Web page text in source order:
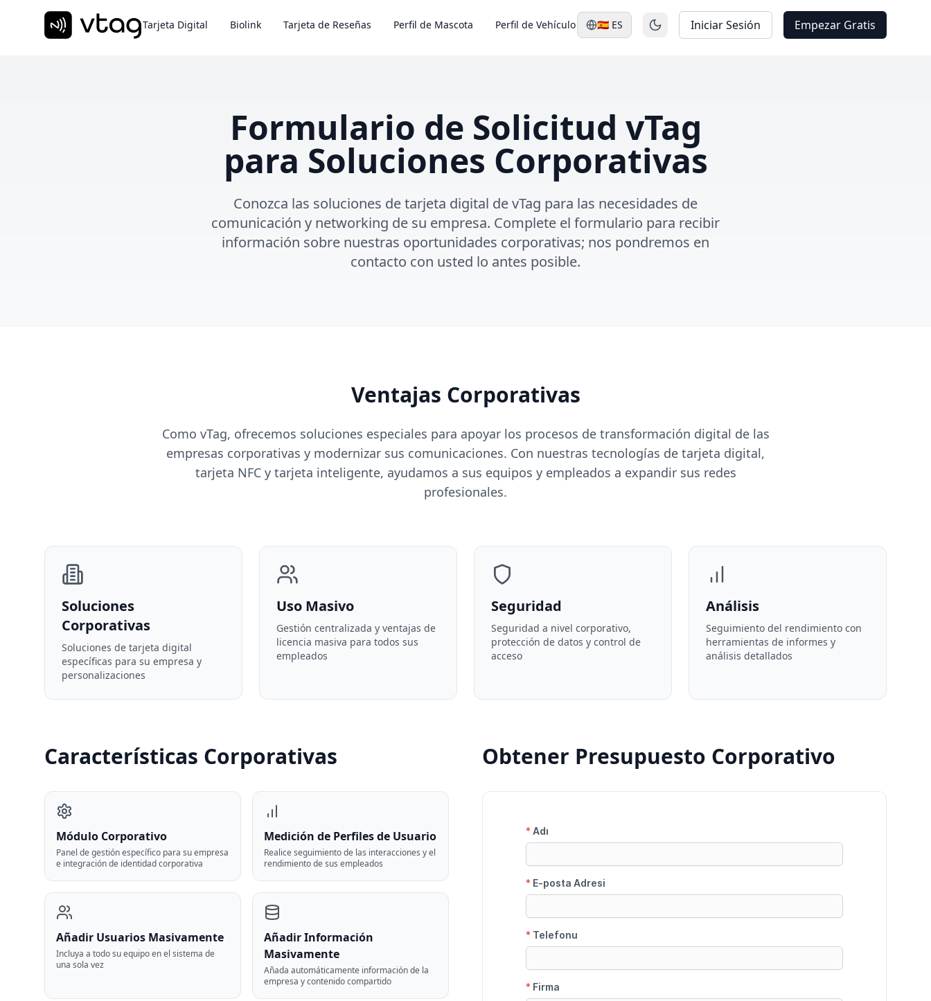
Tarjeta Digital Biolink Tarjeta de Reseñas Perfil de Mascota Perfil de Vehículo 🇪🇸 ES Iniciar Sesión Empezar Gratis
Formulario de Solicitud vTag
para Soluciones Corporativas
Conozca las soluciones de tarjeta digital de vTag para las necesidades de
comunicación y networking de su empresa. Complete el formulario para recibir
información sobre nuestras oportunidades corporativas; nos pondremos en
contacto con usted lo antes posible.
Ventajas Corporativas
Como vTag, ofrecemos soluciones especiales para apoyar los procesos de transformación digital de las
empresas corporativas y modernizar sus comunicaciones. Con nuestras tecnologías de tarjeta digital,
tarjeta NFC y tarjeta inteligente, ayudamos a sus equipos y empleados a expandir sus redes
profesionales.
Soluciones
Corporativas
Soluciones de tarjeta digital
específicas para su empresa y
personalizaciones
Uso Masivo
Gestión centralizada y ventajas de
licencia masiva para todos sus
empleados
Seguridad
Seguridad a nivel corporativo,
protección de datos y control de
acceso
Análisis
Seguimiento del rendimiento con
herramientas de informes y
análisis detallados
Características Corporativas
Módulo Corporativo
Panel de gestión específico para su empresa
e integración de identidad corporativa
Medición de Perfiles de Usuario
Realice seguimiento de las interacciones y el
rendimiento de sus empleados
Añadir Usuarios Masivamente
Incluya a todo su equipo en el sistema de
una sola vez
Añadir Información
Masivamente
Añada automáticamente información de la
empresa y contenido compartido
Obtener Presupuesto Corporativo